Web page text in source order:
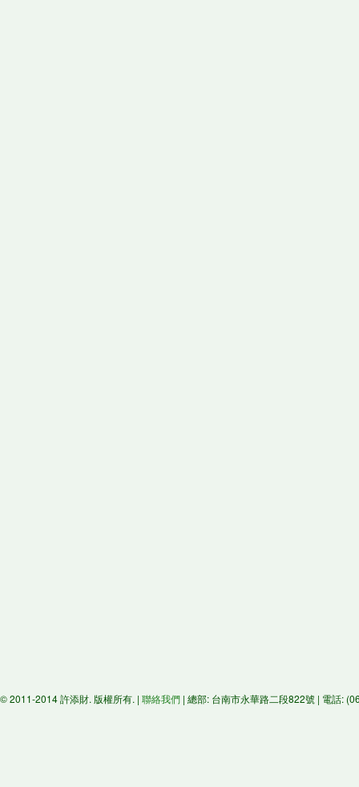
© 2011-2014 許添財. 版權所有. | 聯絡我們 | 總部: 台南市永華路二段822號 | 電話: